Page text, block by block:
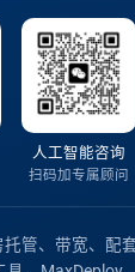
人工智能咨询
扫码加专属顾问
托管、带宽、配